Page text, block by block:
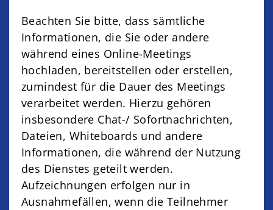
Beachten Sie bitte, dass sämtliche
Informationen, die Sie oder andere
während eines Online-Meetings
hochladen, bereitstellen oder erstellen,
zumindest für die Dauer des Meetings
verarbeitet werden. Hierzu gehören
insbesondere Chat-/ Sofortnachrichten,
Dateien, Whiteboards und andere
Informationen, die während der Nutzung
des Dienstes geteilt werden.
Aufzeichnungen erfolgen nur in
Ausnahmefällen, wenn die Teilnehmer